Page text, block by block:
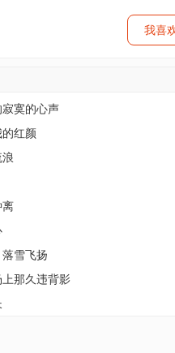
我喜
寞的心声
红颜
离
雪飞扬
那久违背影